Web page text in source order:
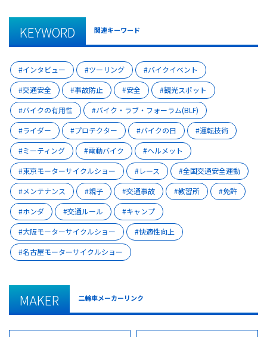
KEYWORD 関連キーワード
インタビュー ツーリング
バイクイベント
交通安全
事故防止 安全
観光スポット
バイクの有用性
バイク・ラブ・フォーラム(BLF)
ライダー
プロテクター バイクの日
運転技術
ミーティング
電動バイク
ヘルメット
東京モーターサイクルショー
レース
全国交通安全運動
メンテナンス
親子 交通事故 教習所
免許
ホンダ
交通ルール
キャンプ
大阪モーターサイクルショー
快適性向上
名古屋モーターサイクルショー
MAKER 二輪車メーカーリンク